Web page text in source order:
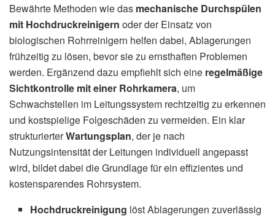
Bewährte Methoden wie das mechanische Durchspülen
mit Hochdruckreinigern oder der Einsatz von
biologischen Rohrreinigern helfen dabei, Ablagerungen
frühzeitig zu lösen, bevor sie zu ernsthaften Problemen
werden. Ergänzend dazu empfiehlt sich eine regelmäßige
Sichtkontrolle mit einer Rohrkamera, um
Schwachstellen im Leitungssystem rechtzeitig zu erkennen
und kostspielige Folgeschäden zu vermeiden. Ein klar
strukturierterWartungsplan, der je nach
Nutzungsintensität der Leitungen individuell angepasst
wird, bildet dabei die Grundlage für ein effizientes und
kostensparendes Rohrsystem.
Hochdruckreinigung löst Ablagerungen zuverlässig